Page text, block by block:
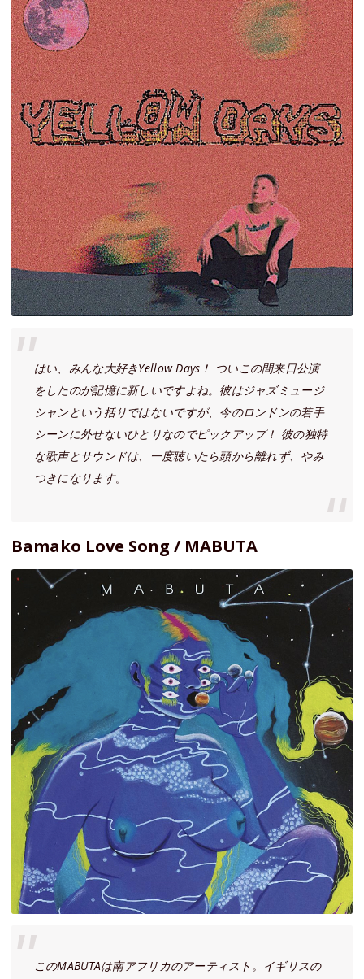
はい、みんな大好きYellow Days！ ついこの間来日公演
をしたのが記憶に新しいですよね。彼はジャズミュージ
シャンという括りではないですが、今のロンドンの若手
シーンに外せないひとりなのでピックアップ！ 彼の独特
な歌声とサウンドは、一度聴いたら頭から離れず、やみ
つきになります。
Bamako Love Song / MABUTA
このMABUTAは南アフリカのアーティスト。イギリスの